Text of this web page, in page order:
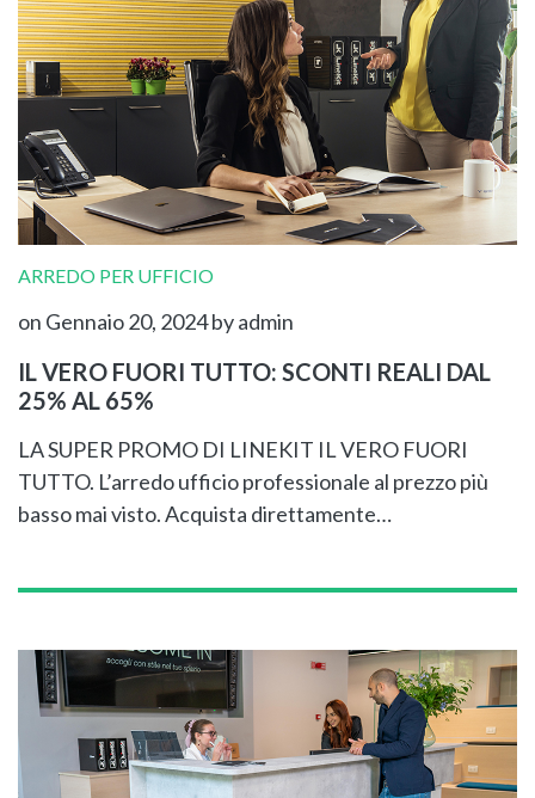
ARREDO PER UFFICIO
on Gennaio 20, 2024by admin
IL VERO FUORI TUTTO: SCONTI REALI DAL
25% AL 65%
LA SUPER PROMO DI LINEKIT IL VERO FUORI
TUTTO. L’arredo ufficio professionale al prezzo più
basso mai visto. Acquista direttamente…